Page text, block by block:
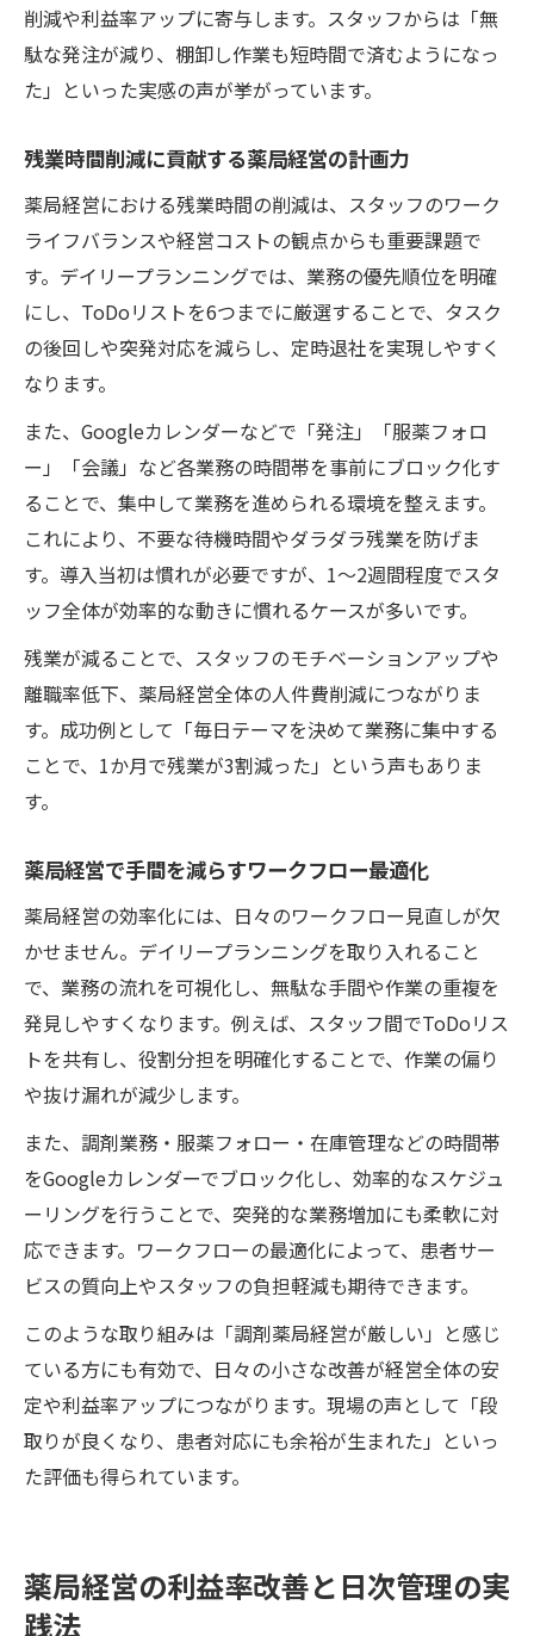
削減や利益率アップに寄与します。スタッフからは「無
駄な発注が減り、棚卸し作業も短時間で済むようになっ
た」といった実感の声が挙がっています。
残業時間削減に貢献する薬局経営の計画力
薬局経営における残業時間の削減は、スタッフのワーク
ライフバランスや経営コストの観点からも重要課題で
す。デイリープランニングでは、業務の優先順位を明確
にし、ToDoリストを6つまでに厳選することで、タスク
の後回しや突発対応を減らし、定時退社を実現しやすく
なります。
また、Googleカレンダーなどで「発注」「服薬フォロ
ー」「会議」など各業務の時間帯を事前にブロック化す
ることで、集中して業務を進められる環境を整えます。
これにより、不要な待機時間やダラダラ残業を防げま
す。導入当初は慣れが必要ですが、1～2週間程度でスタ
ッフ全体が効率的な動きに慣れるケースが多いです。
残業が減ることで、スタッフのモチベーションアップや
離職率低下、薬局経営全体の人件費削減につながりま
す。成功例として「毎日テーマを決めて業務に集中する
ことで、1か月で残業が3割減った」という声もありま
す。
薬局経営で手間を減らすワークフロー最適化
薬局経営の効率化には、日々のワークフロー見直しが欠
かせません。デイリープランニングを取り入れること
で、業務の流れを可視化し、無駄な手間や作業の重複を
発見しやすくなります。例えば、スタッフ間でToDoリス
トを共有し、役割分担を明確化することで、作業の偏り
や抜け漏れが減少します。
また、調剤業務・服薬フォロー・在庫管理などの時間帯
をGoogleカレンダーでブロック化し、効率的なスケジュ
ーリングを行うことで、突発的な業務増加にも柔軟に対
応できます。ワークフローの最適化によって、患者サー
ビスの質向上やスタッフの負担軽減も期待できます。
このような取り組みは「調剤薬局経営が厳しい」と感じ
ている方にも有効で、日々の小さな改善が経営全体の安
定や利益率アップにつながります。現場の声として「段
取りが良くなり、患者対応にも余裕が生まれた」といっ
た評価も得られています。
薬局経営の利益率改善と日次管理の実
践法